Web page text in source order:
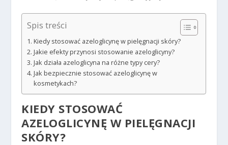
Spis treści
Kiedy stosować azeloglicynę w pielęgnacji skóry?
Jakie efekty przynosi stosowanie azeloglicyny?
Jak działa azeloglicyna na różne typy cery?
Jak bezpiecznie stosować azeloglicynę w
kosmetykach?
KIEDY STOSOWAĆ
AZELOGLICYNĘ W PIELĘGNACJI
SKÓRY?